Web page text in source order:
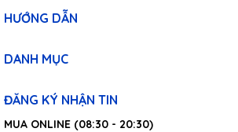
HƯỚNG DẪN
DANH MỤC
ĐĂNG KÝ NHẬN TIN
MUA ONLINE (08:30 - 20:30)